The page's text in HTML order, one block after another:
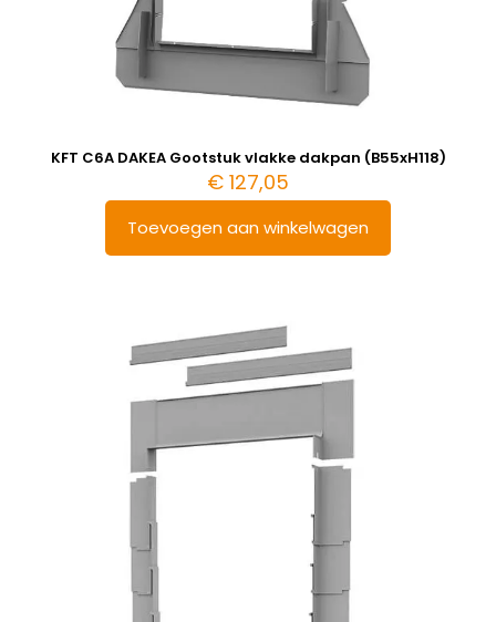
KFT C6A DAKEA Gootstuk vlakke dakpan (B55xH118)
€ 127,05
Toevoegen aan winkelwagen